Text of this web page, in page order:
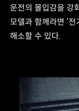
운전의 몰입감을 강
모델과 함께라면 ‘전
해소할 수 있다.